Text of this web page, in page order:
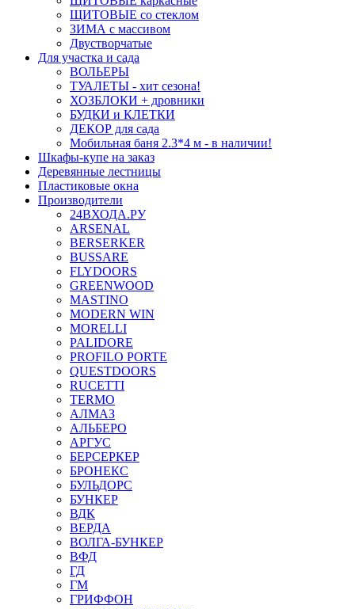
ЩИТОВЫЕ со стеклом
ЗИМА с массивом
Двустворчатые
Для участка и сада
ВОЛЬЕРЫ
ТУАЛЕТЫ - хит сезона!
ХОЗБЛОКИ + дровники
БУДКИ и КЛЕТКИ
ДЕКОР для сада
Мобильная баня 2.3*4 м - в наличии!
Шкафы-купе на заказ
Деревянные лестницы
Пластиковые окна
Производители
24ВХОДА.РУ
ARSENAL
BERSERKER
BUSSARE
FLYDOORS
GREENWOOD
MASTINO
MODERN WIN
MORELLI
PALIDORE
PROFILO PORTE
QUESTDOORS
RUCETTI
TERMO
АЛМАЗ
АЛЬБЕРО
АРГУС
БЕРСЕРКЕР
БРОНЕКС
БУЛЬДОРС
БУНКЕР
ВДК
ВЕРДА
ВОЛГА-БУНКЕР
ВФД
ГД
ГМ
ГРИФФОН